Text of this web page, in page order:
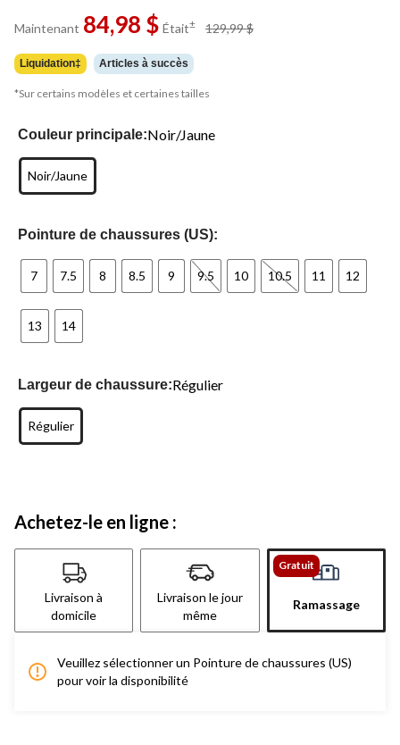
Lien
vers
même
page.
Maintenant 84,98 $ Était± 129,99 $
Liquidation‡ Articles à succès
*Sur certains modèles et certaines tailles
Couleur principale:Noir/Jaune
Noir/Jaune
Pointure de chaussures (US):
7 7.5 8 8.5 9 9.5 10 10.5 11 12
13 14
Largeur de chaussure:Régulier
Régulier
Achetez-le en ligne :
Livraison à
domicile
Livraison le jour
même
Gratuit
Ramassage
Veuillez sélectionner un Pointure de chaussures (US)
pour voir la disponibilité